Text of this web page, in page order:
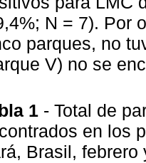
N = 7). Por
parques, no
V) no se
1 - Total de
en los
Brasil,